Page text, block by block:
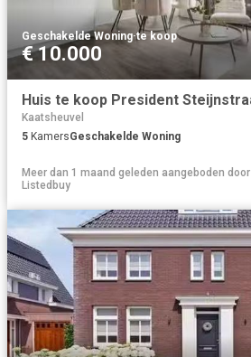
Geschakelde Woning·te koop
€ 10.000
Kaatsheuvel
5 KamersGeschakelde Woning
Meer dan 1 maand geleden aangeboden door
Listedbuy